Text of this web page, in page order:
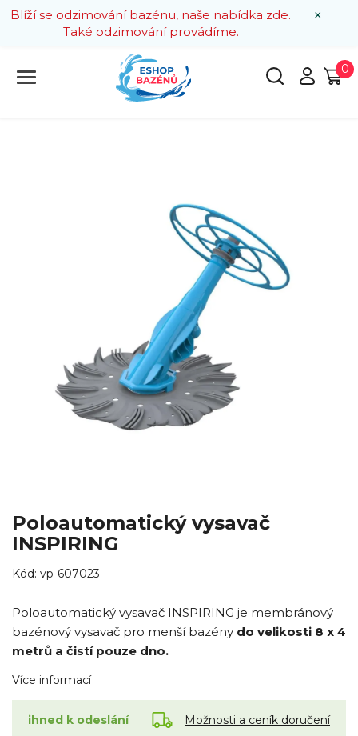
×
Blíží se odzimování bazénu, naše nabídka zde.
Také odzimování provádíme.
0
Poloautomatický vysavač
INSPIRING
Kód: vp-607023
Poloautomatický vysavač INSPIRING je membránový
bazénový vysavač pro menší bazény do velikosti 8 x 4
metrů a čistí pouze dno.
Více informací
ihned k odeslání Možnosti a ceník doručení